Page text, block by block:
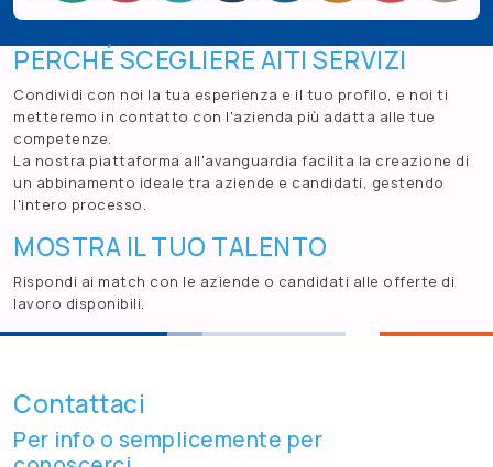
PERCHÉ SCEGLIERE AITI SERVIZI
Condividi con noi la tua esperienza e il tuo profilo, e noi ti
metteremo in contatto con l'azienda più adatta alle tue
competenze.
La nostra piattaforma all'avanguardia facilita la creazione di
un abbinamento ideale tra aziende e candidati, gestendo
l'intero processo.
MOSTRA IL TUO TALENTO
Rispondi ai match con le aziende o candidati alle offerte di
lavoro disponibili.
Contattaci
Per info o semplicemente per